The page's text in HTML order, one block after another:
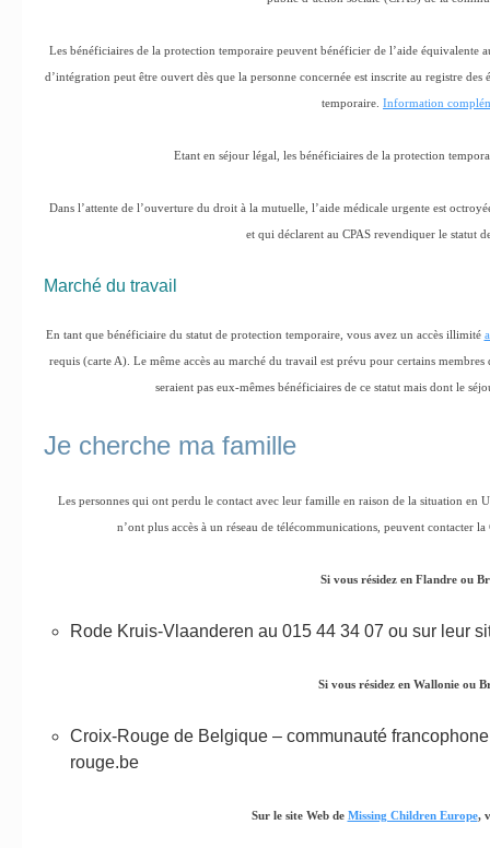
Les bénéficiaires de la protection temporaire peuvent bénéficier de l’aide équivalente
d’intégration peut être ouvert dès que la personne concernée est inscrite au registre
temporaire. Information
Etant en séjour légal, les bénéficiaires de la protection
Dans l’attente de l’ouverture du droit à la mutuelle, l’aide médicale urgente est
et qui déclarent au CPAS revendiquer le statut
Marché du travail
En tant que bénéficiaire du statut de protection temporaire, vous avez un accès illimité
requis (carte A). Le même accès au marché du travail est prévu pour certains
seraient pas eux-mêmes bénéficiaires de ce statut mais dont le
Je cherche ma famille
Les personnes qui ont perdu le contact avec leur famille en raison de la situation en
n’ont plus accès à un réseau de télécommunications, peuvent contacter
Si vous résidez en Flandre ou
Rode Kruis-Vlaanderen au 015 44 34 07 ou sur leur
Si vous résidez en Wallonie ou
Croix-Rouge de Belgique – communauté
rouge.be
Sur le site Web de Missing Children Europe,